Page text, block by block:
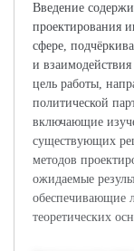
Введение
проектирования
сфере,
и
цель работы,
политической
включающие
существующих
методов
ожидаемые
обеспечивающие
теоретических